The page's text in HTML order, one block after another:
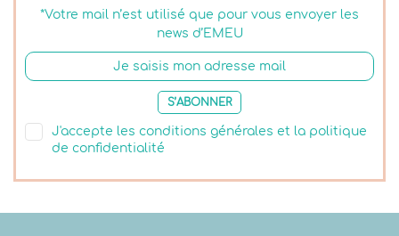
*Votre mail n’est utilisé que pour vous envoyer les
news d’EMEU
S’ABONNER
J'accepte les conditions générales et la politique
de confidentialité